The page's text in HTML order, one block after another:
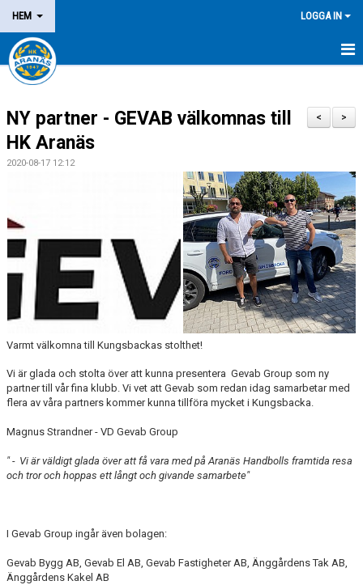
HEM LOGGA IN
NYHETER
OM KLUBBEN
MEDLEM
DOMARE/FUNKTIONÄR
KALENDER
MATCHER
>
<
NY partner - GEVAB välkomnas till
HK Aranäs
2020-08-17 12:12
Varmt välkomna till Kungsbackas stolthet!
Vi är glada och stolta över att kunna presentera Gevab Group som ny
partner till vår fina klubb. Vi vet att Gevab som redan idag samarbetar med
flera av våra partners kommer kunna tillföra mycket i Kungsbacka.
Magnus Strandner - VD Gevab Group
" - Vi är väldigt glada över att få vara med på Aranäs Handbolls framtida resa
och tror och hoppas ett långt och givande samarbete"
I Gevab Group ingår även bolagen:
Gevab Bygg AB, Gevab El AB, Gevab Fastigheter AB, Änggårdens Tak AB,
Änggårdens Kakel AB